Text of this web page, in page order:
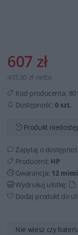
607 zł
493,50 zł netto
Kod producenta:
Dostępność:0 szt.
Produkt
Zapytaj o
Producent: HP
Gwarancja: 12
Wydrukuj ulotkę:
Dodaj produkt do
Nie wiesz czy